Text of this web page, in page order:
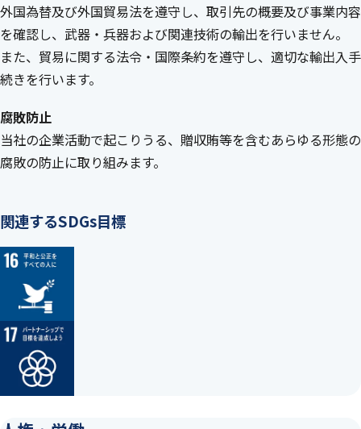
外国為替及び外国貿易法を遵守し、取引先の概要及び事業内容
を確認し、武器・兵器および関連技術の輸出を行いません。
また、貿易に関する法令・国際条約を遵守し、適切な輸出入手
続きを行います。
腐敗防止
当社の企業活動で起こりうる、贈収賄等を含むあらゆる形態の
腐敗の防止に取り組みます。
関連するSDGs目標